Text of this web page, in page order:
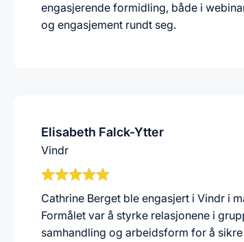
engasjerende formidling, både i
og engasjement rundt seg.
Elisabeth Falck-Ytter
Vindr
Cathrine Berget ble engasjert i Vindr i
Formålet var å styrke relasjonene i
samhandling og arbeidsform for å